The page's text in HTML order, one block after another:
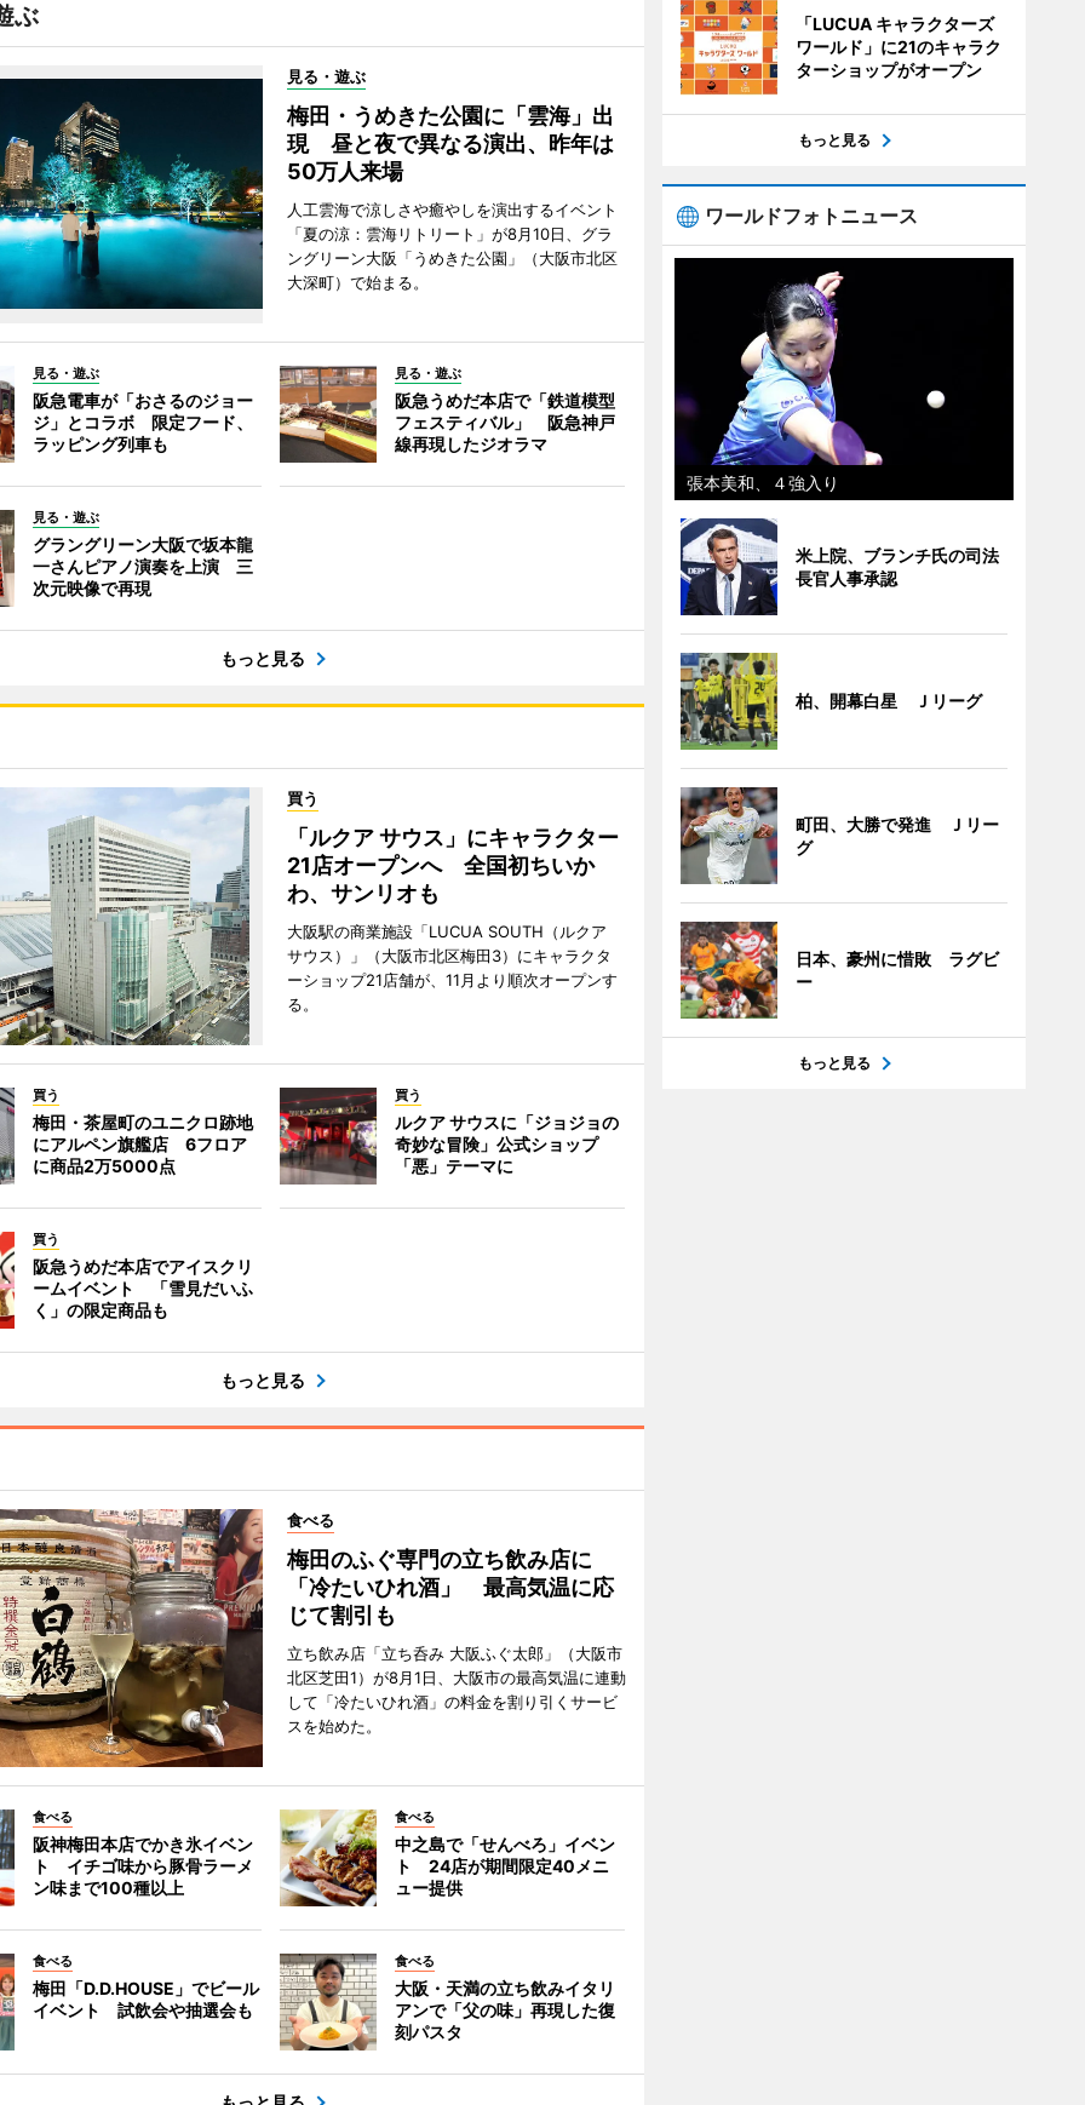
ぶ
見る・遊ぶ
梅田・うめきた公園に「雲海」出
現 昼と夜で異なる演出、昨年は
50万人来場
人工雲海で涼しさや癒やしを演出するイベント
「夏の涼：雲海リトリート」が8月10日、グラ
ングリーン大阪「うめきた公園」（大阪市北区
大深町）で始まる。
見る・遊ぶ
阪急電車が「おさるのジョー
ジ」とコラボ 限定フード、
ラッピング列車も
見る・遊ぶ
阪急うめだ本店で「鉄道模型
フェスティバル」 阪急神戸
線再現したジオラマ
見る・遊ぶ
グラングリーン大阪で坂本龍
一さんピアノ演奏を上演 三
次元映像で再現
もっと見る
買う
「ルクア サウス」にキャラクター
21店オープンへ 全国初ちいか
わ、サンリオも
大阪駅の商業施設「LUCUA SOUTH（ルクア
サウス）」（大阪市北区梅田3）にキャラクタ
ーショップ21店舗が、11月より順次オープンす
る。
買う
梅田・茶屋町のユニクロ跡地
にアルペン旗艦店 6フロア
に商品2万5000点
買う
ルクア サウスに「ジョジョの
奇妙な冒険」公式ショップ
「悪」テーマに
買う
阪急うめだ本店でアイスクリ
ームイベント 「雪見だいふ
く」の限定商品も
もっと見る
食べる
梅田のふぐ専門の立ち飲み店に
「冷たいひれ酒」 最高気温に応
じて割引も
立ち飲み店「立ち呑み 大阪ふぐ太郎」（大阪市
北区芝田1）が8月1日、大阪市の最高気温に連動
して「冷たいひれ酒」の料金を割り引くサービ
スを始めた。
食べる
阪神梅田本店でかき氷イベン
ト イチゴ味から豚骨ラーメ
ン味まで100種以上
食べる
中之島で「せんべろ」イベン
ト 24店が期間限定40メニ
ュー提供
食べる
梅田「D.D.HOUSE」でビール
イベント 試飲会や抽選会も
食べる
大阪・天満の立ち飲みイタリ
アンで「父の味」再現した復
刻パスタ
「LUCUA キャラクターズ
ワールド」に21のキャラク
ターショップがオープン
もっと見る
ワールドフォトニュース
張本美和、４強入り
米上院、ブランチ氏の司法
長官人事承認
柏、開幕白星 Ｊリーグ
町田、大勝で発進 Ｊリー
グ
日本、豪州に惜敗 ラグビ
ー
もっと見る